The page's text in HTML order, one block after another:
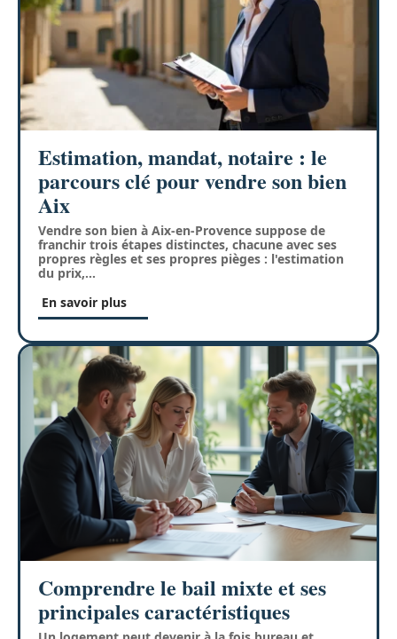
Estimation, mandat, notaire : le
parcours clé pour vendre son bien
Aix
Vendre son bien à Aix-en-Provence suppose de
franchir trois étapes distinctes, chacune avec ses
propres règles et ses propres pièges : l'estimation
du prix,…
En savoir plus
Comprendre le bail mixte et ses
principales caractéristiques